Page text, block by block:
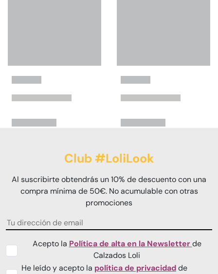
Club #LoliLook
Al suscribirte obtendrás un 10% de descuento con una
compra mínima de 50€. No acumulable con otras
promociones
Acepto la Política de alta en la Newsletterde
Calzados Loli
He leído y acepto la política de privacidadde